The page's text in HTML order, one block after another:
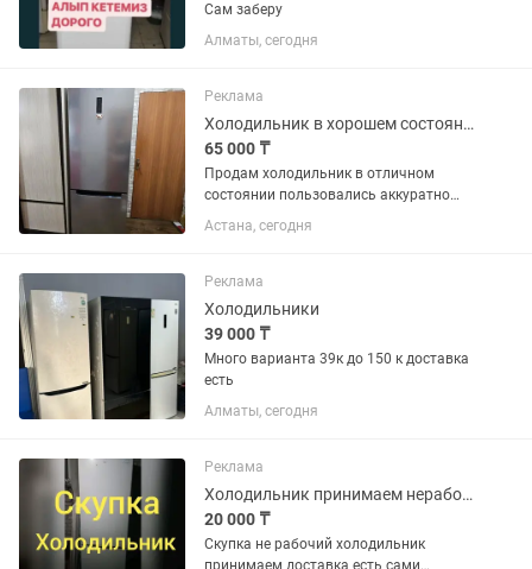
Сам заберу
Алматы, сегодня
Реклама
Холодильник в хорошем состоянии
65 000 ₸
Продам холодильник в отличном
состоянии пользовались аккуратно
полностью в рабочем состоянии
работает очень тихо, No Frost не нужно
вся комплектация на месте...
Астана, сегодня
Реклама
Холодильники
39 000 ₸
Много варианта 39к до 150 к доставка
есть
Алматы, сегодня
Реклама
Холодильник принимаем нерабочие
20 000 ₸
Скупка не рабочий холодильник
принимаем доставка есть сами